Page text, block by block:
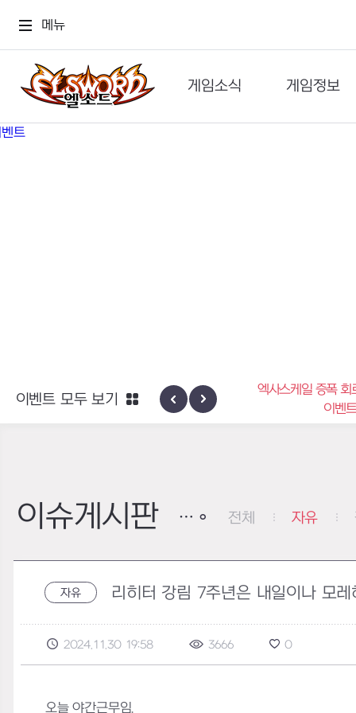
메뉴
게임소식
공지사항
게임정보
세계관
신규 지역 네블론
엑사스케일 증폭 회
이벤트
이벤트 모두 보기
이슈게시판 전체 자유
자유 리히터 강림 7주년은 내일이나 모레
2024.11.30 19:58 3666 0
오늘 야간근무임.